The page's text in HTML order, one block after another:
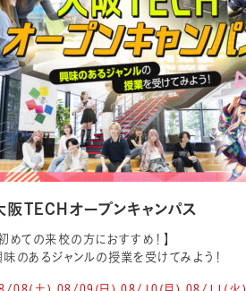
阪TECHオープンキャンパス
めての来校の方におすすめ！】
味のあるジャンルの授業を受けてみよう！